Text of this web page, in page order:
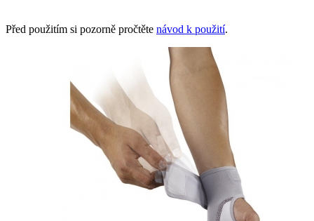
Před použitím si pozorně pročtěte návod k použití.